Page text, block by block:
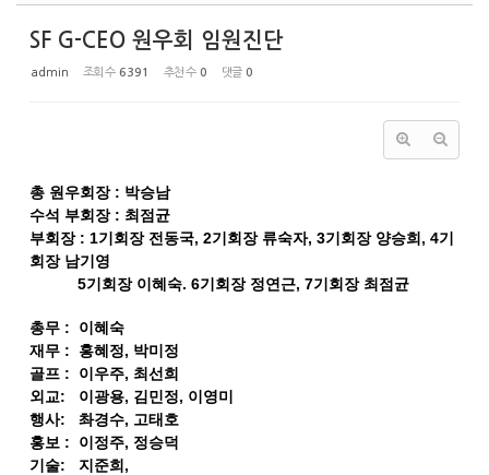
SF G-CEO 원우회 임원진단
admin 조회 수 6391 추천 수 0 댓글 0
총 원우회장 : 박승남
수석 부회장 : 최점균
부회장 : 1기회장 전동국, 2기회장 류숙자, 3기회장 양승희, 4기
회장 남기영
5기회장 이혜숙. 6기회장 정연근, 7기회장 최점균
총무 : 이혜숙
재무 : 홍혜정, 박미정
골프 : 이우주, 최선희
외교: 이광용, 김민정, 이영미
행사: 촤경수, 고태호
홍보 : 이정주, 정승덕
기술: 지준희,